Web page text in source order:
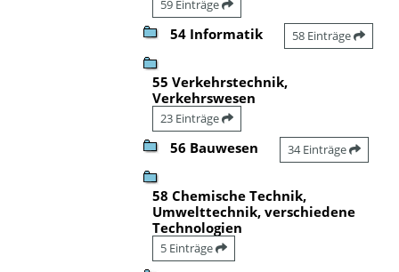
59 Einträge
54 Informatik 58 Einträge
55 Verkehrstechnik,
Verkehrswesen
23 Einträge
56 Bauwesen 34 Einträge
58 Chemische Technik,
Umwelttechnik, verschiedene
Technologien
5 Einträge